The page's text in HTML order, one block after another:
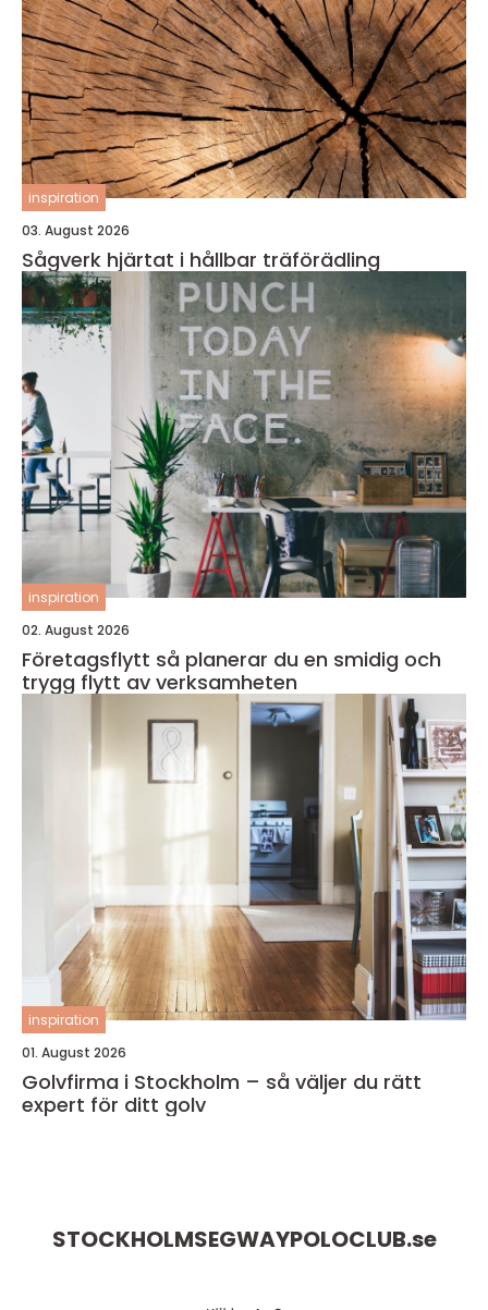
inspiration
03. August 2026
Sågverk hjärtat i hållbar träförädling
inspiration
02. August 2026
Företagsflytt så planerar du en smidig och
trygg flytt av verksamheten
inspiration
01. August 2026
Golvfirma i Stockholm – så väljer du rätt
expert för ditt golv
STOCKHOLMSEGWAYPOLOCLUB.se